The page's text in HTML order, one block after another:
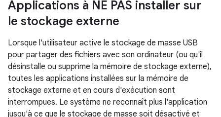
Applications à NE PAS installer sur
le stockage externe
Lorsque l'utilisateur active le stockage de masse USB
pour partager des fichiers avec son ordinateur (ou qu'il
désinstalle ou supprime la mémoire de stockage externe),
toutes les applications installées sur la mémoire de
stockage externe et en cours d'exécution sont
interrompues. Le système ne reconnaît plus l'application
jusqu'à ce que le stockage de masse soit désactivé et